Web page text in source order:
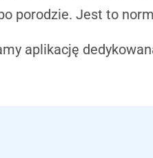
porodzie. Jest to
aplikację